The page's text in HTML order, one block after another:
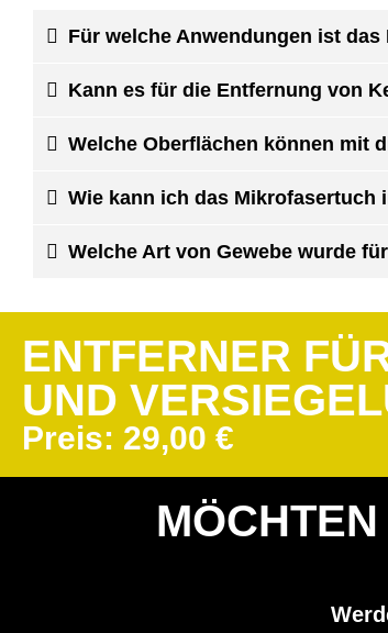
Für welche Anwendungen ist
Kann es für die Entfernung von
Welche Oberflächen können mit
Wie kann ich das Mikrofasertuch
Welche Art von Gewebe wurde
ENTFERNER
UND
Preis: 29,00 €